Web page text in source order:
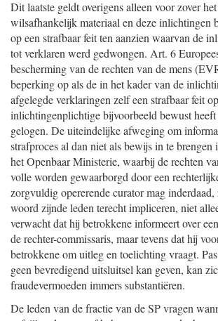
Dit laatste geldt overigens alleen voor zover
wilsafhankelijk materiaal en deze inlichtingen
op een strafbaar feit ten aanzien waarvan de
tot verklaren werd gedwongen. Art. 6
bescherming van de rechten van de mens
beperking op als de in het kader van de
afgelegde verklaringen zelf een strafbaar feit
inlichtingenplichtige bijvoorbeeld bewust
gelogen. De uiteindelijke afweging om
strafproces al dan niet als bewijs in te brengen
het Openbaar Ministerie, waarbij de rechten
volle worden gewaarborgd door een
zorgvuldig opererende curator mag inderdaad,
woord zijnde leden terecht impliceren, niet
verwacht dat hij betrokkene informeert over
de rechter-commissaris, maar tevens dat hij
betrokkene om uitleg en toelichting vraagt.
geen bevredigend uitsluitsel kan geven, kan
fraudevermoeden immers substantiëren.
De leden van de fractie van de SP vragen